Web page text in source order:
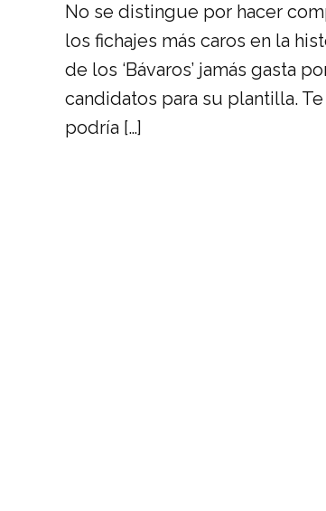
No se distingue por hacer
los fichajes más caros en la
de los ‘Bávaros’ jamás gasta
candidatos para su plantilla. Te
podría […]